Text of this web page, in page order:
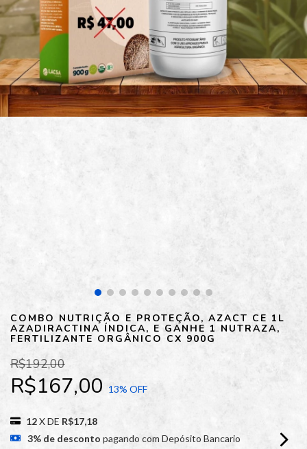
COMBO NUTRIÇÃO E PROTEÇÃO, AZACT CE 1L
AZADIRACTINA ÍNDICA, E GANHE 1 NUTRAZA,
FERTILIZANTE ORGÂNICO CX 900G
R$192,00
R$167,00 13% OFF
12X DE R$17,18
3% de desconto pagando com Depósito Bancario